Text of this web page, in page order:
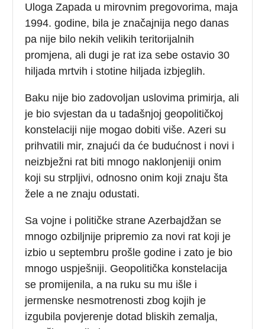
Uloga Zapada u mirovnim pregovorima, maja
1994. godine, bila je značajnija nego danas
pa nije bilo nekih velikih teritorijalnih
promjena, ali dugi je rat iza sebe ostavio 30
hiljada mrtvih i stotine hiljada izbjeglih.
Baku nije bio zadovoljan uslovima primirja, ali
je bio svjestan da u tadašnjoj geopolitičkoj
konstelaciji nije mogao dobiti više. Azeri su
prihvatili mir, znajući da će budućnost i novi i
neizbježni rat biti mnogo naklonjeniji onim
koji su strpljivi, odnosno onim koji znaju šta
žele a ne znaju odustati.
Sa vojne i političke strane Azerbajdžan se
mnogo ozbiljnije pripremio za novi rat koji je
izbio u septembru prošle godine i zato je bio
mnogo uspješniji. Geopolitička konstelacija
se promijenila, a na ruku su mu išle i
jermenske nesmotrenosti zbog kojih je
izgubila povjerenje dotad bliskih zemalja,